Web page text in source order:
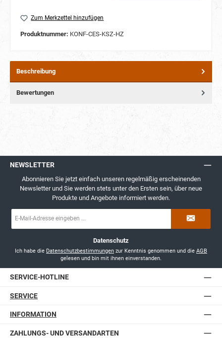
Zum Merkzettel hinzufügen
Produktnummer: KONF-CES-KSZ-HZ
Beschreibung
Bewertungen
NEWSLETTER
Abonnieren Sie jetzt einfach unseren regelmäßig erscheinenden
Newsletter und Sie werden stets unter den Ersten sein, über neue
Produkte und Angebote informiert werden.
Mail-
Datenschutz
Ich habe die Datenschutzbestimmungen zur Kenntnis genommen und die AGB
gelesen und bin mit ihnen einverstanden.
SERVICE-HOTLINE
SERVICE
INFORMATION
ZAHLUNGS- UND VERSANDARTEN